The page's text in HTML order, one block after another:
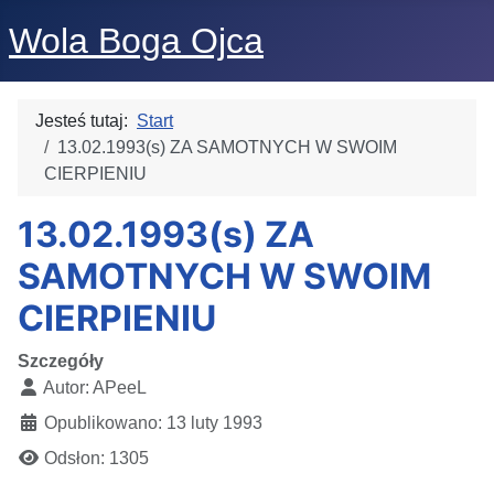
Wola Boga Ojca
Jesteś tutaj: Start
13.02.1993(s) ZA SAMOTNYCH W SWOIM
CIERPIENIU
13.02.1993(s) ZA
SAMOTNYCH W SWOIM
CIERPIENIU
Szczegóły
Autor: APeeL
Opublikowano: 13 luty 1993
Odsłon: 1305